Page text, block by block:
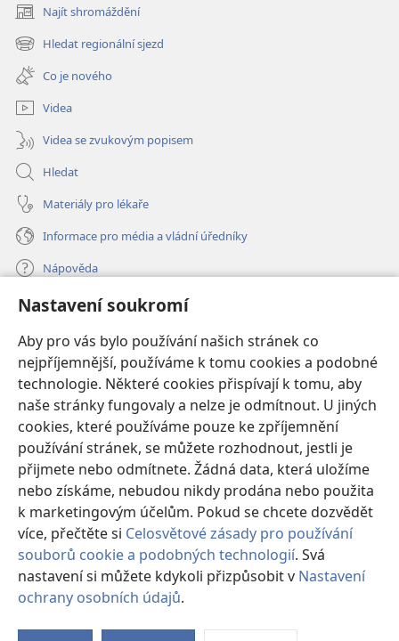
Nastavení soukromí
Aby pro vás bylo používání našich stránek co
nejpříjemnější, používáme k tomu cookies a podobné
technologie. Některé cookies přispívají k tomu, aby
naše stránky fungovaly a nelze je odmítnout. U jiných
cookies, které používáme pouze ke zpříjemnění
používání stránek, se můžete rozhodnout, jestli je
přijmete nebo odmítnete. Žádná data, která uložíme
nebo získáme, nebudou nikdy prodána nebo použita
k marketingovým účelům. Pokud se chcete dozvědět
více, přečtěte si Celosvětové zásady pro používání
souborů cookie a podobných technologií. Svá
nastavení si můžete kdykoli přizpůsobit v Nastavení
ochrany osobních údajů.
Najít shromáždění
(otevřeno
nové
okno)
Hledat regionální sjezd
(otevřeno
nové
okno)
Co je nového
Videa
Videa se zvukovým popisem
Hledat
Materiály pro lékaře
Informace pro média a vládní úředníky
Nápověda
Dary
nové
okno) ONLINE KNIHOVNA Strážné věže
(otevřeno
nové
okno)JW Hub®
(otevřeno
nové
okno)JW Library
Watchtower Library
Copyright© 2026 Watch Tower Bible and Tract Society of Pennsylvania.
PODMÍNKY POUŽITÍ| OCHRANA SOUKROMÍ
SOUKROMÍ